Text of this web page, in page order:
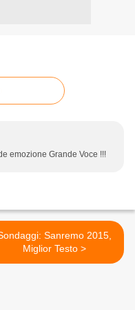
emozione Grande Voce !!!
Sanremo 2015,
Miglior Testo >